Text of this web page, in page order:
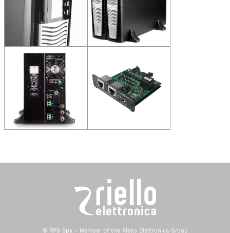
© RPS Spa - Member of the Riello Elettronica Group